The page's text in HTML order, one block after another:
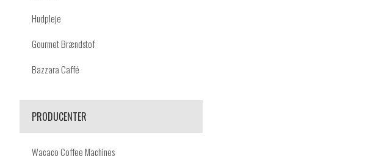
Hudpleje
Gourmet Brændstof
Bazzara Caffé
PRODUCENTER
Wacaco Coffee Machines